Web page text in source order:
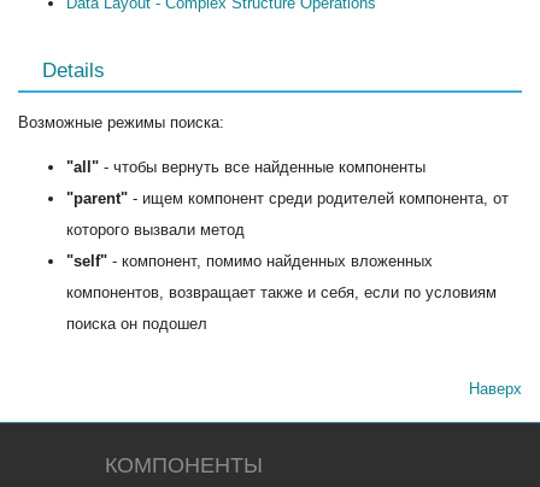
Details
Возможные режимы поиска:
"all" - чтобы вернуть все найденные компоненты
"parent" - ищем компонент среди родителей компонента, от
которого вызвали метод
"self" - компонент, помимо найденных вложенных
компонентов, возвращает также и себя, если по условиям
поиска он подошел
Наверх
КОМПОНЕНТЫ